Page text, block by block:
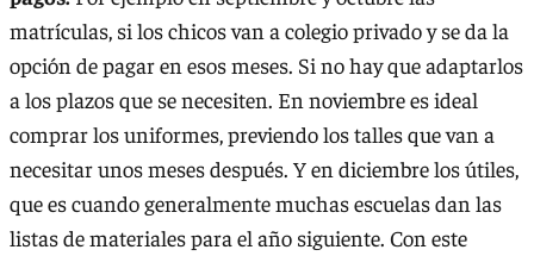
matrículas, si los chicos van a colegio privado y se da la
opción de pagar en esos meses. Si no hay que adaptarlos
a los plazos que se necesiten. En noviembre es ideal
comprar los uniformes, previendo los talles que van a
necesitar unos meses después. Y en diciembre los útiles,
que es cuando generalmente muchas escuelas dan las
listas de materiales para el año siguiente. Con este